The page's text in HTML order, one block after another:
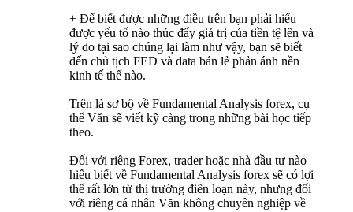
+ Để biết được những điều trên bạn phải hiểu
được yếu tố nào thúc đẩy giá trị của tiền tệ lên và
lý do tại sao chúng lại làm như vậy, bạn sẽ biết
đến chủ tịch FED và data bán lẻ phản ánh nền
kinh tế thế nào.
Trên là sơ bộ về Fundamental Analysis forex, cụ
thể Văn sẽ viết kỹ càng trong những bài học tiếp
theo.
Đối với riêng Forex, trader hoặc nhà đầu tư nào
hiểu biết về Fundamental Analysis forex sẽ có lợi
thế rất lớn từ thị trường điên loạn này, nhưng đối
với riêng cá nhân Văn không chuyên nghiệp về